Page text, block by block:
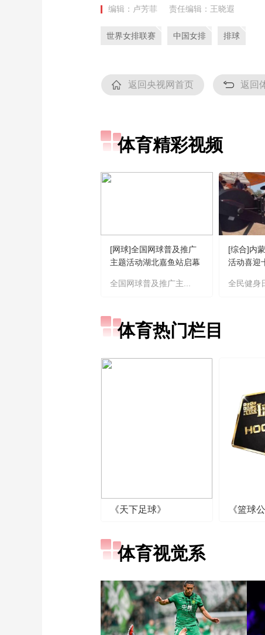
编辑：卢芳菲 责任编辑：王晓遐
世界女排联赛 中国女排 排球
返回央视网首页 返回
体育精彩视频
[网球]全国网球普及推广
主题活动湖北嘉鱼站启幕
全国网球普及推广主...
[综合]内
活动喜迎
全民健身
体育热门栏目
《天下足球》 《篮球
体育视觉系